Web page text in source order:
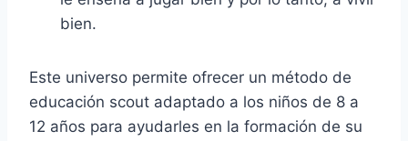
bien.
Este universo permite ofrecer un método de
educación scout adaptado a los niños de 8 a
12 años para ayudarles en la formación de su